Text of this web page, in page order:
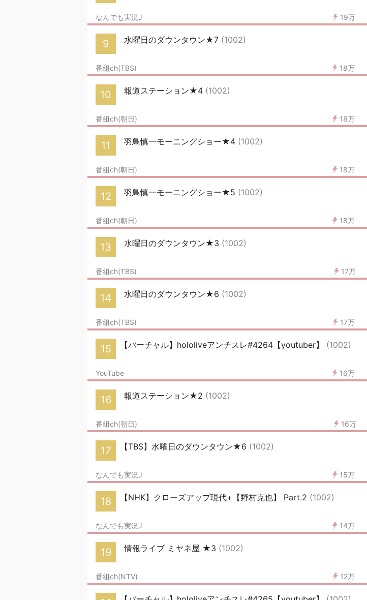
19万
なんでも実況J
9 水曜日のダウンタウン★7 (1002)
18万
番組ch(TBS)
10 報道ステーション★4 (1002)
18万
番組ch(朝日)
11 羽鳥慎一モーニングショー★4 (1002)
18万
番組ch(朝日)
12 羽鳥慎一モーニングショー★5 (1002)
18万
番組ch(朝日)
13 水曜日のダウンタウン★3 (1002)
17万
番組ch(TBS)
14 水曜日のダウンタウン★6 (1002)
17万
番組ch(TBS)
15 【バーチャル】hololiveアンチスレ#4264【youtuber】 (1002)
16万
YouTube
16 報道ステーション★2 (1002)
16万
番組ch(朝日)
17 【TBS】水曜日のダウンタウン★6 (1002)
15万
なんでも実況J
18 【NHK】クローズアップ現代+【野村克也】 Part.2 (1002)
14万
なんでも実況J
19 情報ライブ ミヤネ屋 ★3 (1002)
12万
番組ch(NTV)